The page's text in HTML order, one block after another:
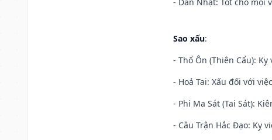
Sao xấu:
- Thổ Ôn (Thiên Cẩu):
- Hoả Tai: Xấu đối với
- Phi Ma Sát (Tai Sát):
- Câu Trận Hắc Đạo: Kỵ